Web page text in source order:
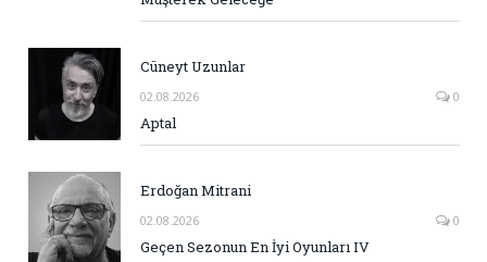
Cüneyt Uzunlar
02.08.2026 0
Aptal
Erdoğan Mitrani
02.08.2026 0
Geçen Sezonun En İyi Oyunları IV